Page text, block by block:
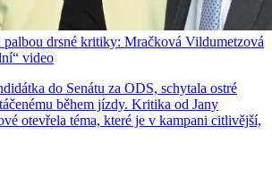
palbou drsné kritiky: Mračková Vildumetzová
video
do Senátu za ODS, schytala ostré
během jízdy. Kritika od Jany
otevřela téma, které je v kampani citlivější,